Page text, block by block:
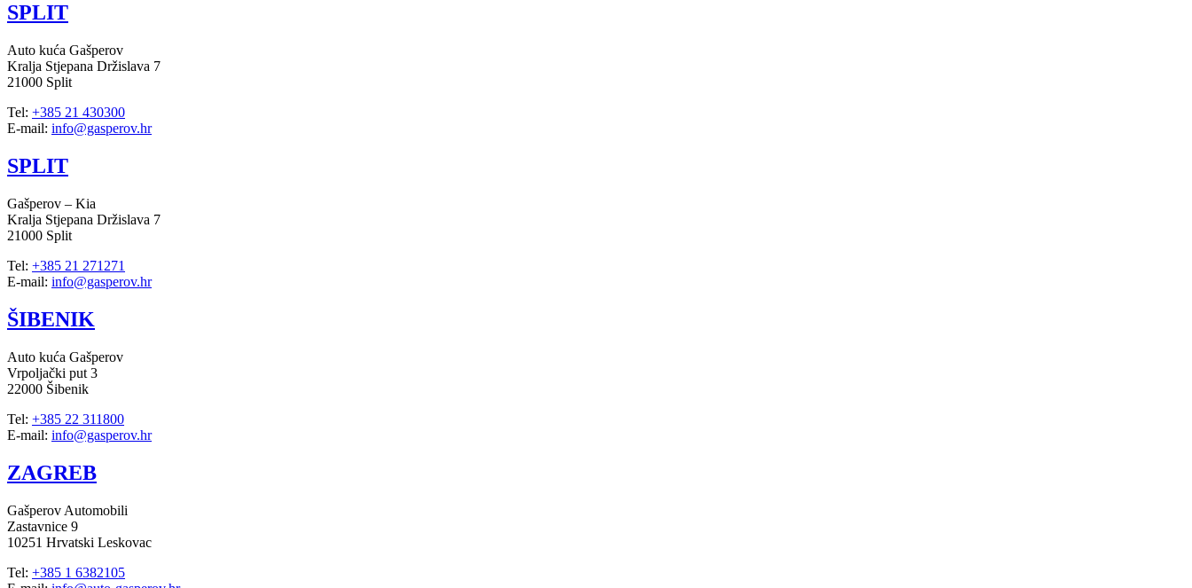
SPLIT
Auto kuća Gašperov
Kralja Stjepana Držislava 7
21000 Split
Tel: +385 21 430300
E-mail: info@gasperov.hr
SPLIT
Gašperov – Kia
Kralja Stjepana Držislava 7
21000 Split
Tel: +385 21 271271
E-mail: info@gasperov.hr
ŠIBENIK
Auto kuća Gašperov
Vrpoljački put 3
22000 Šibenik
Tel: +385 22 311800
E-mail: info@gasperov.hr
ZAGREB
Gašperov Automobili
Zastavnice 9
10251 Hrvatski Leskovac
Tel: +385 1 6382105